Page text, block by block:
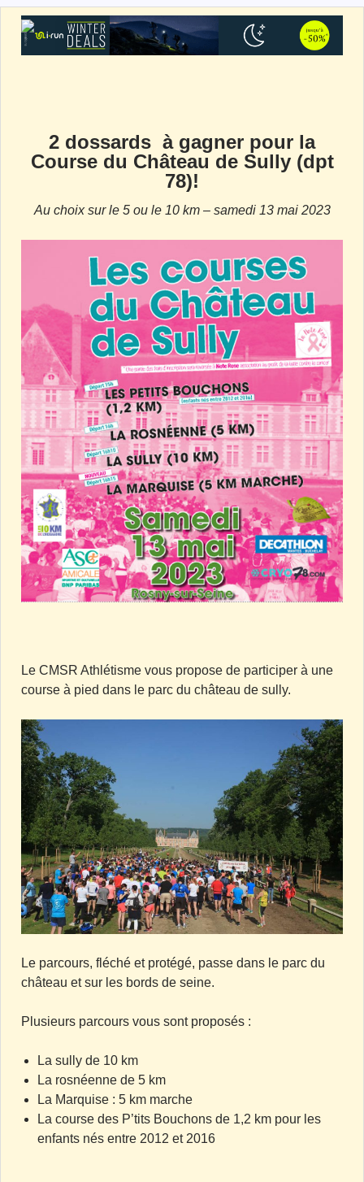
2 dossards à gagner pour la
Course du Château de Sully (dpt
78)!
Au choix sur le 5 ou le 10 km – samedi 13 mai 2023
Le CMSR Athlétisme vous propose de participer à une
course à pied dans le parc du château de sully.
Le parcours, fléché et protégé, passe dans le parc du
château et sur les bords de seine.
Plusieurs parcours vous sont proposés :
La sully de 10 km
La rosnéenne de 5 km
La Marquise : 5 km marche
La course des P’tits Bouchons de 1,2 km pour les
enfants nés entre 2012 et 2016